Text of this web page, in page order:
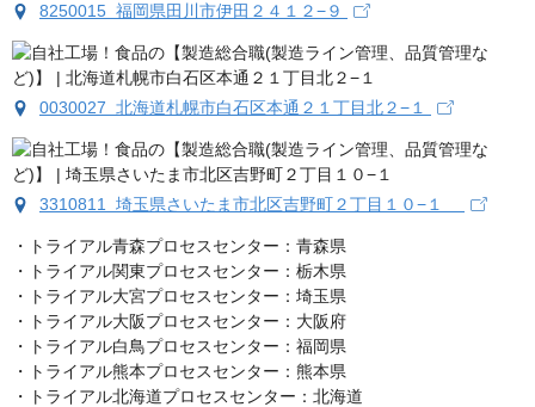
8250015 福岡県田川市伊田２４１２−９
0030027 北海道札幌市白石区本通２１丁目北２−１
3310811 埼玉県さいたま市北区吉野町２丁目１０−１
・トライアル青森プロセスセンター：青森県
・トライアル関東プロセスセンター：栃木県
・トライアル大宮プロセスセンター：埼玉県
・トライアル大阪プロセスセンター：大阪府
・トライアル白鳥プロセスセンター：福岡県
・トライアル熊本プロセスセンター：熊本県
・トライアル北海道プロセスセンター：北海道